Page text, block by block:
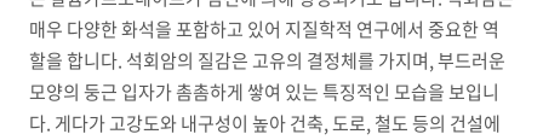
매우 다양한 화석을 포함하고 있어 지질학적 연구에서 중요한 역
할을 합니다. 석회암의 질감은 고유의 결정체를 가지며, 부드러운
모양의 둥근 입자가 촘촘하게 쌓여 있는 특징적인 모습을 보입니
다. 게다가 고강도와 내구성이 높아 건축, 도로, 철도 등의 건설에